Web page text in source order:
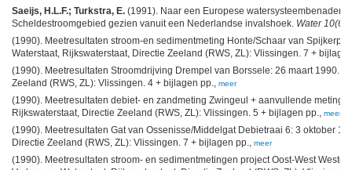
Saeijs, H.L.F.; Turkstra, E. (1991). Naar een Europese
Scheldestroomgebied gezien vanuit een Nederlandse invalshoek. Water 10(60)
(1990). Meetresultaten stroom-en sedimentmeting Honte/Schaar van
Waterstaat, Rijkswaterstaat, Directie Zeeland (RWS, ZL): Vlissingen. 7 +
(1990). Meetresultaten Stroomdrijving Drempel van Borssele: 26 maart 1990.
Zeeland (RWS, ZL): Vlissingen. 4 + bijlagen pp.,
meer
(1990). Meetresultaten debiet- en zandmeting Zwingeul + aanvullende
Rijkswaterstaat, Directie Zeeland (RWS, ZL): Vlissingen. 5 + bijlagen pp.,
meer
(1990). Meetresultaten Gat van Ossenisse/Middelgat Debietraai 6: 3 oktober
Directie Zeeland (RWS, ZL): Vlissingen. 7 + bijlagen pp.,
meer
(1990). Meetresultaten stroom- en sedimentmetingen project Oost-West